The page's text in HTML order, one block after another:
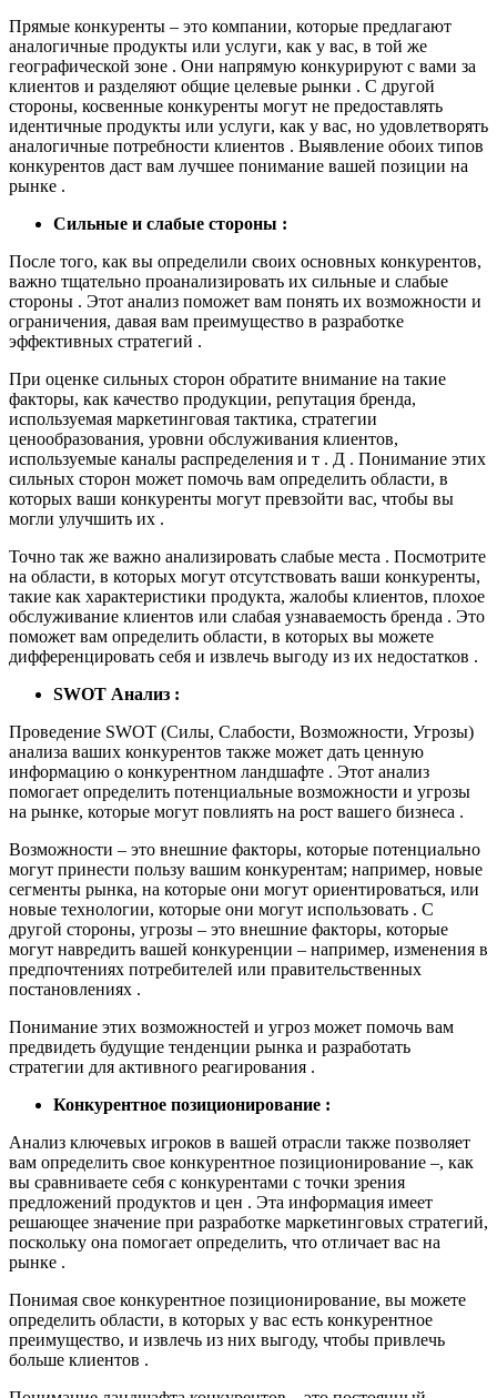
Прямые конкуренты – это компании, которые предлагают
аналогичные продукты или услуги, как у вас, в той же
географической зоне . Они напрямую конкурируют с вами за
клиентов и разделяют общие целевые рынки . С другой
стороны, косвенные конкуренты могут не предоставлять
идентичные продукты или услуги, как у вас, но удовлетворять
аналогичные потребности клиентов . Выявление обоих типов
конкурентов даст вам лучшее понимание вашей позиции на
рынке .
Сильные и слабые стороны :
После того, как вы определили своих основных конкурентов,
важно тщательно проанализировать их сильные и слабые
стороны . Этот анализ поможет вам понять их возможности и
ограничения, давая вам преимущество в разработке
эффективных стратегий .
При оценке сильных сторон обратите внимание на такие
факторы, как качество продукции, репутация бренда,
используемая маркетинговая тактика, стратегии
ценообразования, уровни обслуживания клиентов,
используемые каналы распределения и т . Д . Понимание этих
сильных сторон может помочь вам определить области, в
которых ваши конкуренты могут превзойти вас, чтобы вы
могли улучшить их .
Точно так же важно анализировать слабые места . Посмотрите
на области, в которых могут отсутствовать ваши конкуренты,
такие как характеристики продукта, жалобы клиентов, плохое
обслуживание клиентов или слабая узнаваемость бренда . Это
поможет вам определить области, в которых вы можете
дифференцировать себя и извлечь выгоду из их недостатков .
SWOT Анализ :
Проведение SWOT (Силы, Слабости, Возможности, Угрозы)
анализа ваших конкурентов также может дать ценную
информацию о конкурентном ландшафте . Этот анализ
помогает определить потенциальные возможности и угрозы
на рынке, которые могут повлиять на рост вашего бизнеса .
Возможности – это внешние факторы, которые потенциально
могут принести пользу вашим конкурентам; например, новые
сегменты рынка, на которые они могут ориентироваться, или
новые технологии, которые они могут использовать . С
другой стороны, угрозы – это внешние факторы, которые
могут навредить вашей конкуренции – например, изменения в
предпочтениях потребителей или правительственных
постановлениях .
Понимание этих возможностей и угроз может помочь вам
предвидеть будущие тенденции рынка и разработать
стратегии для активного реагирования .
Конкурентное позиционирование :
Анализ ключевых игроков в вашей отрасли также позволяет
вам определить свое конкурентное позиционирование –, как
вы сравниваете себя с конкурентами с точки зрения
предложений продуктов и цен . Эта информация имеет
решающее значение при разработке маркетинговых стратегий,
поскольку она помогает определить, что отличает вас на
рынке .
Понимая свое конкурентное позиционирование, вы можете
определить области, в которых у вас есть конкурентное
преимущество, и извлечь из них выгоду, чтобы привлечь
больше клиентов .